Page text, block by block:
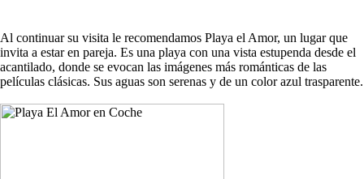
Al continuar su visita le recomendamos Playa el Amor, un lugar que
invita a estar en pareja. Es una playa con una vista estupenda desde el
acantilado, donde se evocan las imágenes más románticas de las
películas clásicas. Sus aguas son serenas y de un color azul trasparente.